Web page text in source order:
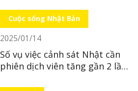
Cuộc sống Nhật Bản
2025/01/14
Số vụ việc cảnh sát Nhật cần
phiên dịch viên tăng gần 2 lần